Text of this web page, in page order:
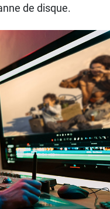
de disque.